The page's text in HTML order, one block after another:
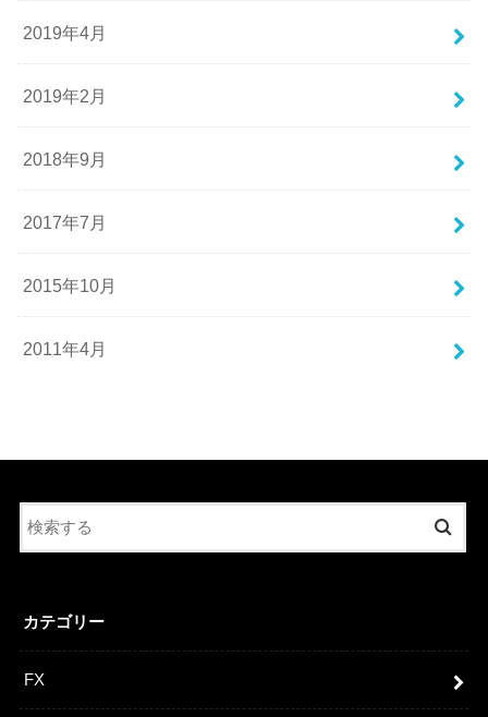
2019年4月
2019年2月
2018年9月
2017年7月
2015年10月
2011年4月
カテゴリー
FX